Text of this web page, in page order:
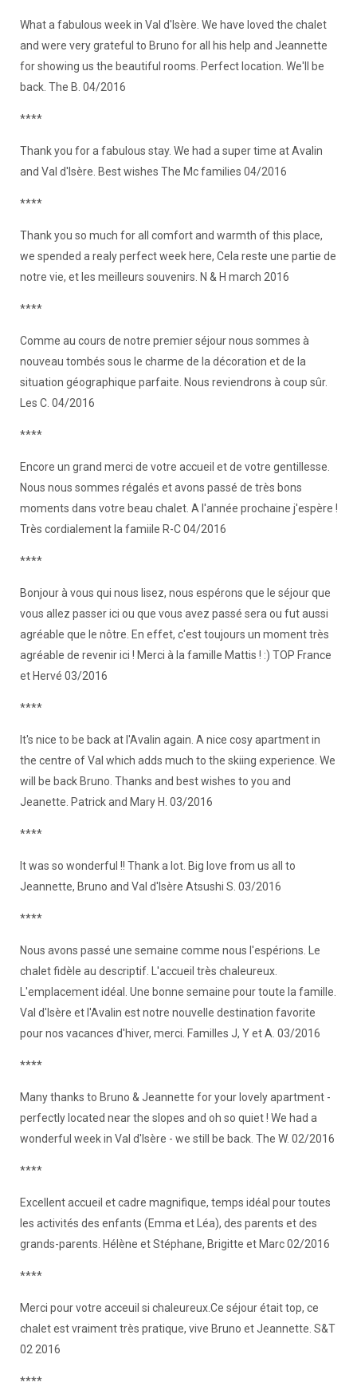
What a fabulous week in Val d'Isère. We have loved the chalet
and were very grateful to Bruno for all his help and Jeannette
for showing us the beautiful rooms. Perfect location. We'll be
back. The B. 04/2016
****
Thank you for a fabulous stay. We had a super time at Avalin
and Val d'Isère. Best wishes The Mc families 04/2016
****
Thank you so much for all comfort and warmth of this place,
we spended a realy perfect week here, Cela reste une partie de
notre vie, et les meilleurs souvenirs. N & H march 2016
****
Comme au cours de notre premier séjour nous sommes à
nouveau tombés sous le charme de la décoration et de la
situation géographique parfaite. Nous reviendrons à coup sûr.
Les C. 04/2016
****
Encore un grand merci de votre accueil et de votre gentillesse.
Nous nous sommes régalés et avons passé de très bons
moments dans votre beau chalet. A l'année prochaine j'espère !
Très cordialement la famiile R-C 04/2016
****
Bonjour à vous qui nous lisez, nous espérons que le séjour que
vous allez passer ici ou que vous avez passé sera ou fut aussi
agréable que le nôtre. En effet, c'est toujours un moment très
agréable de revenir ici ! Merci à la famille Mattis ! :) TOP France
et Hervé 03/2016
****
It's nice to be back at l'Avalin again. A nice cosy apartment in
the centre of Val which adds much to the skiing experience. We
will be back Bruno. Thanks and best wishes to you and
Jeanette. Patrick and Mary H. 03/2016
****
It was so wonderful !! Thank a lot. Big love from us all to
Jeannette, Bruno and Val d'Isère Atsushi S. 03/2016
****
Nous avons passé une semaine comme nous l'espérions. Le
chalet fidèle au descriptif. L'accueil très chaleureux.
L'emplacement idéal. Une bonne semaine pour toute la famille.
Val d'Isère et l'Avalin est notre nouvelle destination favorite
pour nos vacances d'hiver, merci. Familles J, Y et A. 03/2016
****
Many thanks to Bruno & Jeannette for your lovely apartment -
perfectly located near the slopes and oh so quiet ! We had a
wonderful week in Val d'Isère - we still be back. The W. 02/2016
****
Excellent accueil et cadre magnifique, temps idéal pour toutes
les activités des enfants (Emma et Léa), des parents et des
grands-parents. Hélène et Stéphane, Brigitte et Marc 02/2016
****
Merci pour votre acceuil si chaleureux.Ce séjour était top, ce
chalet est vraiment très pratique, vive Bruno et Jeannette. S&T
02 2016
****